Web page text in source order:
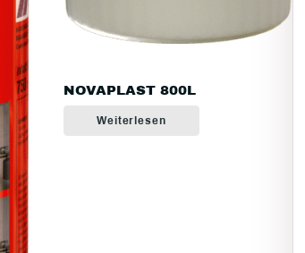
NOVAPLAST 800L
Weiterlesen